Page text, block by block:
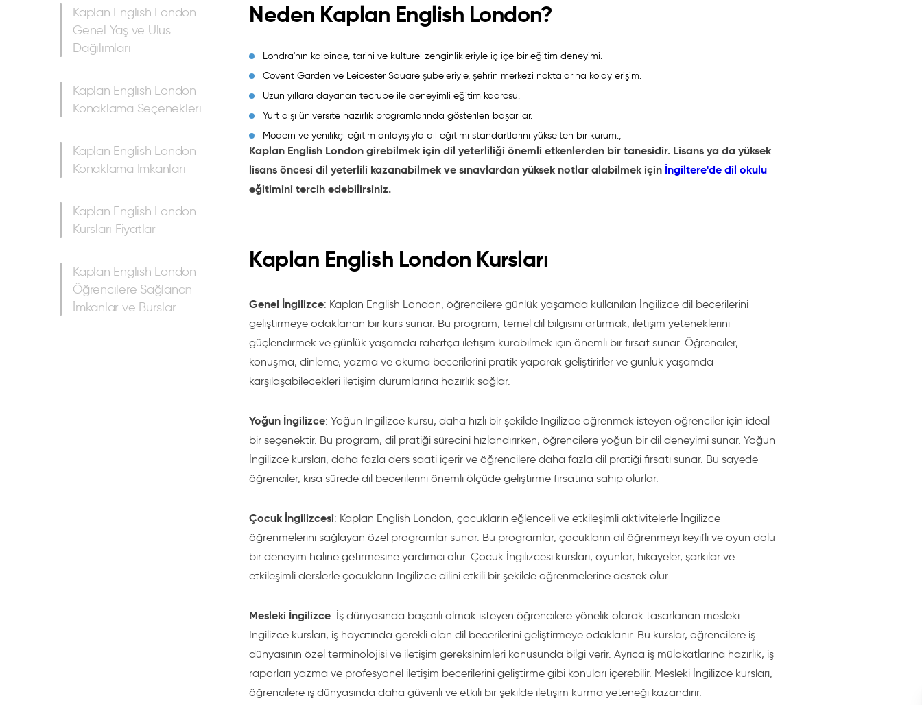
Kaplan English London
Genel Yaş ve Ulus
Dağılımları
Kaplan English London
Konaklama Seçenekleri
Kaplan English London
Konaklama İmkanları
Kaplan English London
Kursları Fiyatlar
Kaplan English London
Öğrencilere Sağlanan
İmkanlar ve Burslar
Neden Kaplan English London?
Londra'nın kalbinde, tarihi ve kültürel zenginlikleriyle iç içe bir eğitim deneyimi.
Covent Garden ve Leicester Square şubeleriyle, şehrin merkezi noktalarına kolay erişim.
Uzun yıllara dayanan tecrübe ile deneyimli eğitim kadrosu.
Yurt dışı üniversite hazırlık programlarında gösterilen başarılar.
Modern ve yenilikçi eğitim anlayışıyla dil eğitimi standartlarını yükselten bir kurum.,
Kaplan English London girebilmek için dil yeterliliği önemli etkenlerden bir tanesidir. Lisans ya da yüksek
lisans öncesi dil yeterlili kazanabilmek ve sınavlardan yüksek notlar alabilmek için İngiltere'de dil okulu
eğitimini tercih edebilirsiniz.
Kaplan English London Kursları
Genel İngilizce: Kaplan English London, öğrencilere günlük yaşamda kullanılan İngilizce dil becerilerini
geliştirmeye odaklanan bir kurs sunar. Bu program, temel dil bilgisini artırmak, iletişim yeteneklerini
güçlendirmek ve günlük yaşamda rahatça iletişim kurabilmek için önemli bir fırsat sunar. Öğrenciler,
konuşma, dinleme, yazma ve okuma becerilerini pratik yaparak geliştirirler ve günlük yaşamda
karşılaşabilecekleri iletişim durumlarına hazırlık sağlar.
Yoğun İngilizce: Yoğun İngilizce kursu, daha hızlı bir şekilde İngilizce öğrenmek isteyen öğrenciler için ideal
bir seçenektir. Bu program, dil pratiği sürecini hızlandırırken, öğrencilere yoğun bir dil deneyimi sunar. Yoğun
İngilizce kursları, daha fazla ders saati içerir ve öğrencilere daha fazla dil pratiği fırsatı sunar. Bu sayede
öğrenciler, kısa sürede dil becerilerini önemli ölçüde geliştirme fırsatına sahip olurlar.
Çocuk İngilizcesi: Kaplan English London, çocukların eğlenceli ve etkileşimli aktivitelerle İngilizce
öğrenmelerini sağlayan özel programlar sunar. Bu programlar, çocukların dil öğrenmeyi keyifli ve oyun dolu
bir deneyim haline getirmesine yardımcı olur. Çocuk İngilizcesi kursları, oyunlar, hikayeler, şarkılar ve
etkileşimli derslerle çocukların İngilizce dilini etkili bir şekilde öğrenmelerine destek olur.
Mesleki İngilizce: İş dünyasında başarılı olmak isteyen öğrencilere yönelik olarak tasarlanan mesleki
İngilizce kursları, iş hayatında gerekli olan dil becerilerini geliştirmeye odaklanır. Bu kurslar, öğrencilere iş
dünyasının özel terminolojisi ve iletişim gereksinimleri konusunda bilgi verir. Ayrıca iş mülakatlarına hazırlık, iş
raporları yazma ve profesyonel iletişim becerilerini geliştirme gibi konuları içerebilir. Mesleki İngilizce kursları,
öğrencilere iş dünyasında daha güvenli ve etkili bir şekilde iletişim kurma yeteneği kazandırır.